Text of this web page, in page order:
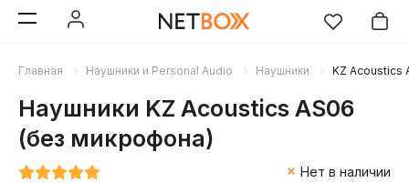
Главная Наушники и Personal Audio Наушники KZ Acoustics
Наушники KZ Acoustics AS06
(без микрофона)
Нет в наличии